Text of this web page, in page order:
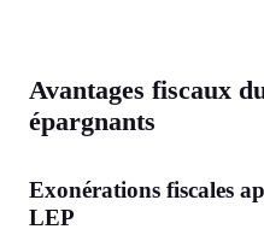
Avantages fiscaux
épargnants
Exonérations fiscales
LEP